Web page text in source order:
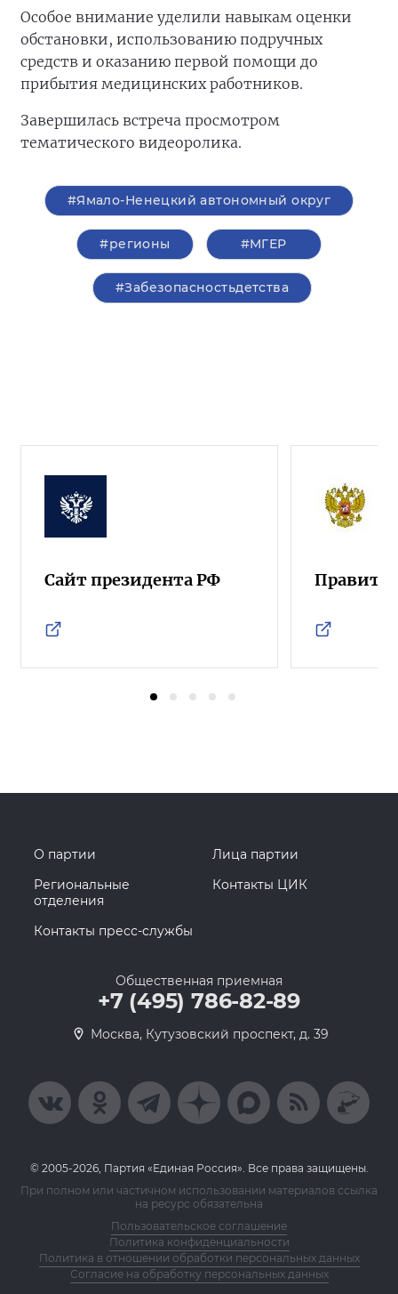
Особое внимание уделили навыкам оценки
обстановки, использованию подручных
средств и оказанию первой помощи до
прибытия медицинских работников.
Завершилась встреча просмотром
тематического видеоролика.
#Ямало-Ненецкий автономный округ
#регионы #‎МГЕР‬
#Забезопасностьдетства
Сайт президента РФ
О партии
Лица партии
Региональные
отделения
Контакты ЦИК
Контакты пресс-службы
Общественная приемная
+7 (495) 786-82-89
Москва, Кутузовский проспект, д. 39
© 2005-2026, Партия «Единая Россия». Все права защищены.
При полном или частичном использовании материалов ссылка
на ресурс обязательна
Пользовательское соглашение
Политика конфиденциальности
Политика в отношении обработки персональных данных
Согласие на обработку персональных данных